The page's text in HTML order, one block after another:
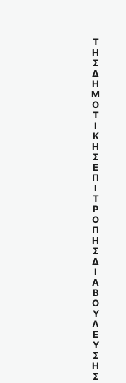
Τ
Η
Σ
Δ
Η
Μ
Ο
Τ
Ι
Κ
Η
Σ
Ε
Π
Ι
Τ
Ρ
Ο
Π
Η
Σ
Δ
Ι
Α
Β
Ο
Υ
Λ
Ε
Υ
Σ
Η
Σ